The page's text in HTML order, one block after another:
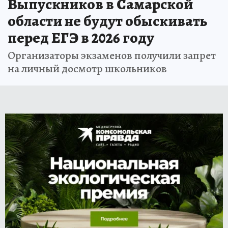
Выпускников в Самарской
области не будут обыскивать
перед ЕГЭ в 2026 году
Организаторы экзаменов получили запрет
на личный досмотр школьников